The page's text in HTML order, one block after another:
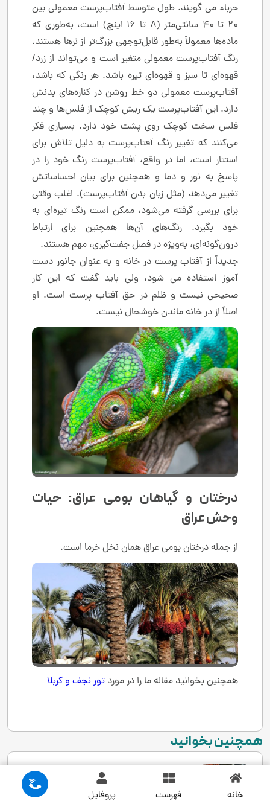
حرباء می گویند. طول متوسط آفتاب‌پرست معمولی بین
۲۰ تا ۴۰ سانتی‌متر (۸ تا ۱۶ اینچ) است، به‌طوری که
ماده‌ها معمولاً به‌طور قابل‌توجهی بزرگ‌تر از نرها هستند.
رنگ آفتاب‌پرست معمولی متغیر است و می‌تواند از زرد/
قهوه‌ای تا سبز و قهوه‌ای تیره باشد. هر رنگی که باشد،
آفتاب‌پرست معمولی دو خط روشن در کناره‌های بدنش
دارد. این آفتاب‌پرست یک ریش کوچک از فلس‌ها و چند
فلس سخت کوچک روی پشت خود دارد. بسیاری فکر
می‌کنند که تغییر رنگ آفتاب‌پرست به دلیل تلاش برای
استتار است، اما در واقع، آفتاب‌پرست رنگ خود را در
پاسخ به نور و دما و همچنین برای بیان احساساتش
تغییر می‌دهد (مثل زبان بدن آفتاب‌پرست). اغلب وقتی
برای بررسی گرفته می‌شود، ممکن است رنگ تیره‌ای به
خود بگیرد. رنگ‌های آن‌ها همچنین برای ارتباط
درون‌گونه‌ای، به‌ویژه در فصل جفت‌گیری، مهم هستند.
جدیداً از آفتاب پرست در خانه و به عنوان جانور دست
آموز استفاده می شود، ولی باید گفت که این کار
صحیحی نیست و ظلم در حق آفتاب پرست است. او
اصلاً از در خانه ماندن خوشحال نیست.
درختان و گیاهان بومی عراق: حیات
وحش عراق
از جمله درختان بومی عراق همان نخل خرما است.
همچنین بخوانید مقاله ما را در مورد تور نجف و کربلا
همچنین بخوانید
20 دستور پخت غذا ملی کشورهای
مختلف دنیا
خانه فهرست پروفایل